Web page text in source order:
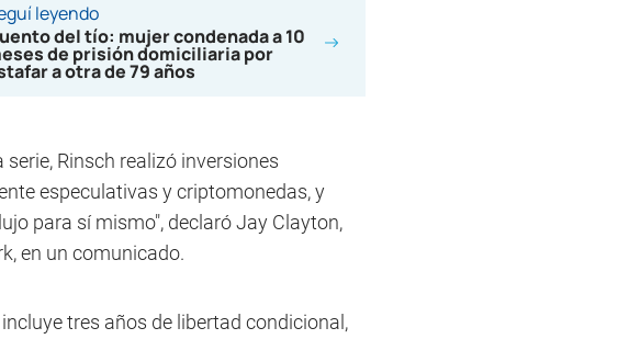
leyendo
del tío: mujer condenada a 10
de prisión domiciliaria por
a otra de 79 años
Rinsch realizó inversiones
especulativas y criptomonedas, y
para sí mismo", declaró Jay Clayton,
en un comunicado.
tres años de libertad condicional,